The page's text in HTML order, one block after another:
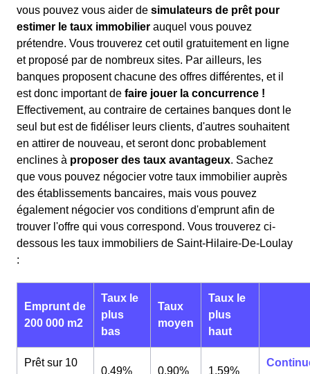
vous pouvez vous aider de simulateurs de prêt pour
estimer le taux immobilier auquel vous pouvez
prétendre. Vous trouverez cet outil gratuitement en ligne
et proposé par de nombreux sites. Par ailleurs, les
banques proposent chacune des offres différentes, et il
est donc important de faire jouer la concurrence !
Effectivement, au contraire de certaines banques dont le
seul but est de fidéliser leurs clients, d'autres souhaitent
en attirer de nouveau, et seront donc probablement
enclines à proposer des taux avantageux. Sachez
que vous pouvez négocier votre taux immobilier auprès
des établissements bancaires, mais vous pouvez
également négocier vos conditions d'emprunt afin de
trouver l'offre qui vous correspond. Vous trouverez ci-
dessous les taux immobiliers de Saint-Hilaire-De-Loulay
:
Emprunt de
200 000 m2
Taux le
plus
bas
Taux
moyen
Taux le
plus
haut
Prêt sur 10
0,49% 0,90% 1,59%